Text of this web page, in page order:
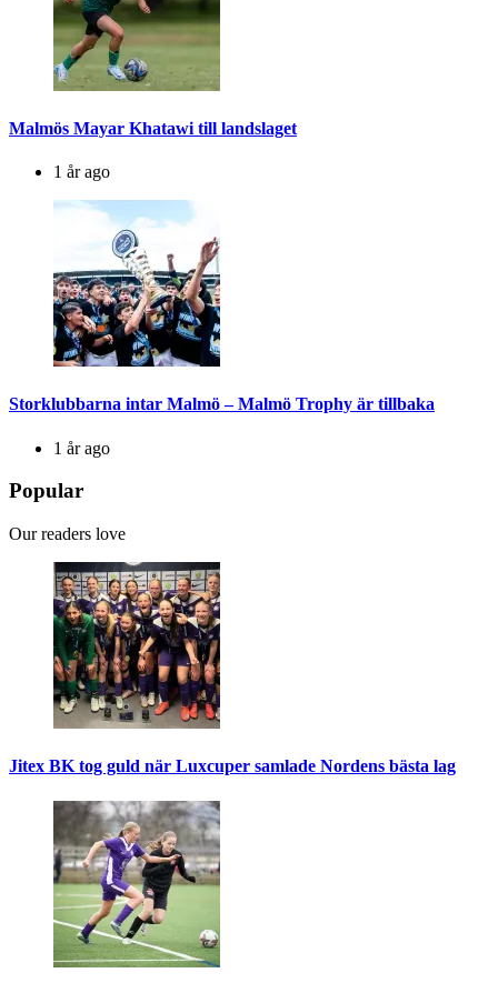
Malmös Mayar Khatawi till landslaget
1 år ago
Storklubbarna intar Malmö – Malmö Trophy är tillbaka
1 år ago
Popular
Our readers love
Jitex BK tog guld när Luxcuper samlade Nordens bästa lag